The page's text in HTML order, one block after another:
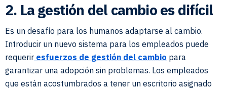
2. La gestión del cambio es difícil
Es un desafío para los humanos adaptarse al cambio.
Introducir un nuevo sistema para los empleados puede
requerir esfuerzos de gestión del cambio para
garantizar una adopción sin problemas. Los empleados
que están acostumbrados a tener un escritorio asignado